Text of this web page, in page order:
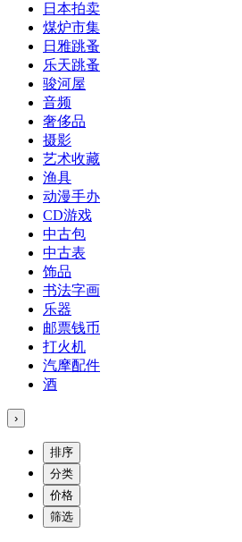
日本拍卖
煤炉市集
日雅跳蚤
乐天跳蚤
骏河屋
音频
奢侈品
摄影
艺术收藏
渔具
动漫手办
CD游戏
中古包
中古表
饰品
书法字画
乐器
邮票钱币
打火机
汽摩配件
酒
›
排序
分类
价格
筛选